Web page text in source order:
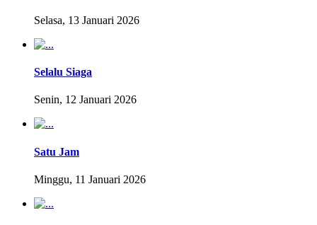
Selasa, 13 Januari 2026
Selalu Siaga
Senin, 12 Januari 2026
Satu Jam
Minggu, 11 Januari 2026